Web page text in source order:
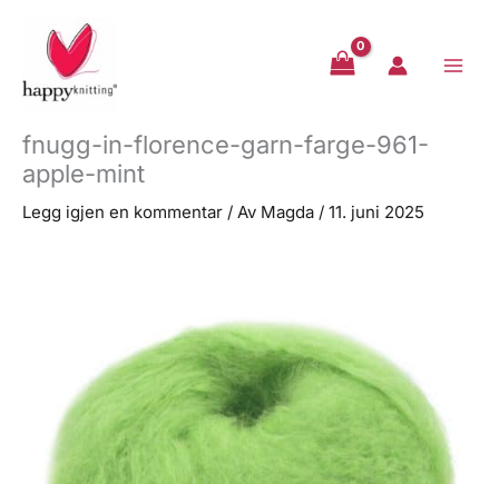
innholdet
fnugg-in-florence-garn-farge-961-
apple-mint
Legg igjen en kommentar / Av Magda / 11. juni 2025